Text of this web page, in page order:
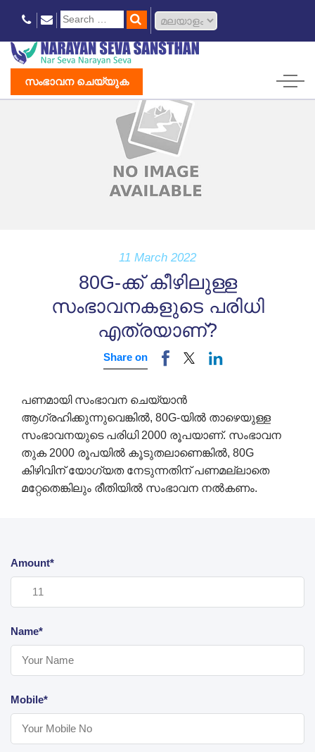
സംഭാവന ചെയ്യുക
11 March 2022
80G-ക്ക് കീഴിലുള്ള
സംഭാവനകളുടെ പരിധി
എത്രയാണ്?
Share on
പണമായി സംഭാവന ചെയ്യാൻ
ആഗ്രഹിക്കുന്നുവെങ്കിൽ, 80G-യിൽ താഴെയുള്ള
സംഭാവനയുടെ പരിധി 2000 രൂപയാണ്. സംഭാവന
തുക 2000 രൂപയിൽ കൂടുതലാണെങ്കിൽ, 80G
കിഴിവിന് യോഗ്യത നേടുന്നതിന് പണമല്ലാതെ
മറ്റേതെങ്കിലും രീതിയിൽ സംഭാവന നൽകണം.
Amount*
Name*
Mobile*